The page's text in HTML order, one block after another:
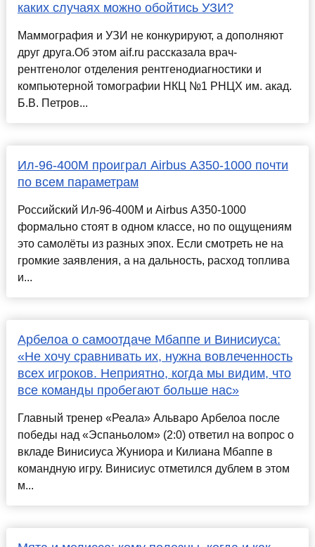
каких случаях можно обойтись УЗИ?
Маммография и УЗИ не конкурируют, а дополняют
друг друга.Об этом aif.ru рассказала врач-
рентгенолог отделения рентгенодиагностики и
компьютерной томографии НКЦ №1 РНЦХ им. акад.
Б.В. Петров...
Ил-96-400М проиграл Airbus A350-1000 почти
по всем параметрам
Российский Ил-96-400М и Airbus A350-1000
формально стоят в одном классе, но по ощущениям
это самолёты из разных эпох. Если смотреть не на
громкие заявления, а на дальность, расход топлива
и...
Арбелоа о самоотдаче Мбаппе и Винисиуса:
«Не хочу сравнивать их, нужна вовлеченность
всех игроков. Неприятно, когда мы видим, что
все команды пробегают больше нас»
Главный тренер «Реала» Альваро Арбелоа после
победы над «Эспаньолом» (2:0) ответил на вопрос о
вкладе Винисиуса Жуниора и Килиана Мбаппе в
командную игру. Винисиус отметился дублем в этом
м...